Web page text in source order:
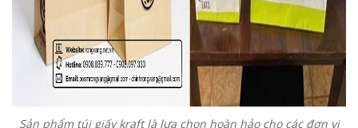
Sản phẩm túi giấy kraft là lựa chọn hoàn hảo cho các đơn vị